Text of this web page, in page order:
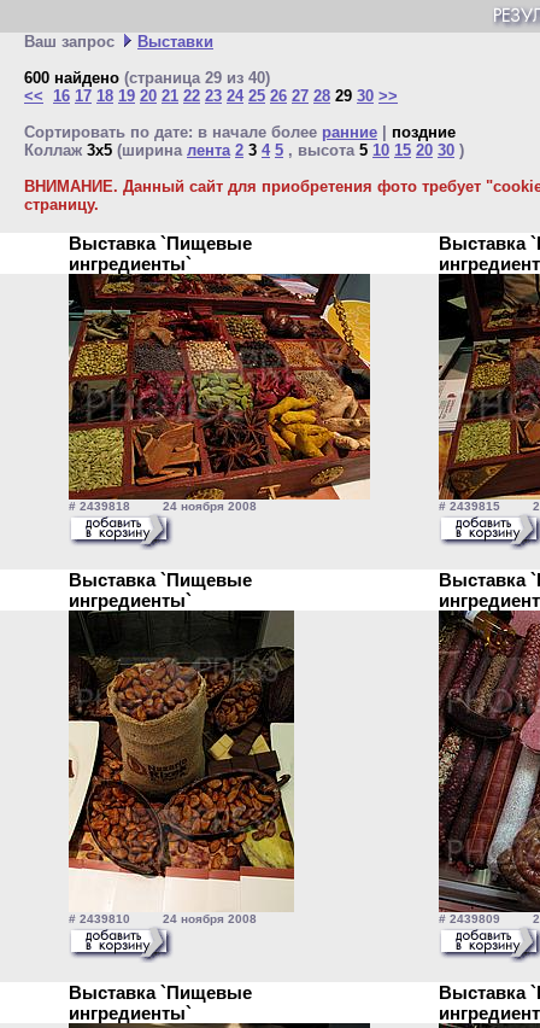
Ваш запрос
Выставки
600 найдено (страница 29 из 40)
<< 16 17 18 19 20 21 22 23 24 25 26 27 28 29 30 >>
Сортировать по дате: в начале более ранние
поздние
Коллаж 3x5 (ширина лента 2 3 4 5 , высота 5 10 15 20 30 )
ВНИМАНИЕ. Данный сайт для приобретения фото требует
страницу.
Выставка `Пищевые
ингредиенты`
Выставка
# 2439818 24 ноября 2008 # 2439815 24
Выставка `Пищевые
ингредиенты`
Выставка
# 2439810 24 ноября 2008 # 2439809 24
Выставка `Пищевые
ингредиенты`
Выставка